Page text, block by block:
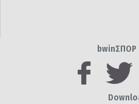
bwinΣΠΟΡ